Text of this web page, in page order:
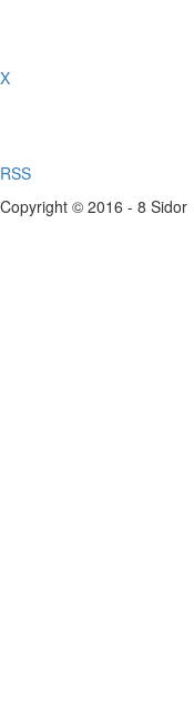
X
RSS
Copyright © 2016 - 8 Sidor